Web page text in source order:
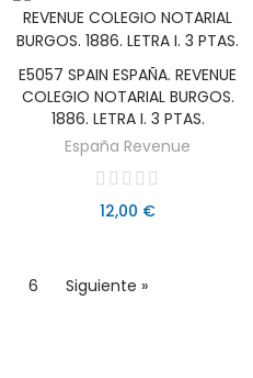
AÑADIR AL CARRITO
E5057 SPAIN ESPAÑA. REVENUE
COLEGIO NOTARIAL BURGOS.
1886. LETRA I. 3 PTAS.
España Revenue
12,00 €
6 Siguiente »